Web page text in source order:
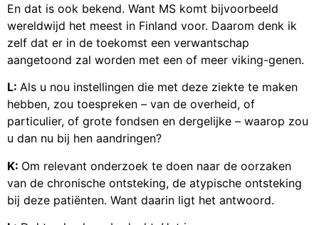
En dat is ook bekend. Want MS komt bijvoorbeeld
wereldwijd het meest in Finland voor. Daarom denk ik
zelf dat er in de toekomst een verwantschap
aangetoond zal worden met een of meer viking-genen.
L: Als u nou instellingen die met deze ziekte te maken
hebben, zou toespreken – van de overheid, of
particulier, of grote fondsen en dergelijke – waarop zou
u dan nu bij hen aandringen?
K: Om relevant onderzoek te doen naar de oorzaken
van de chronische ontsteking, de atypische ontsteking
bij deze patiënten. Want daarin ligt het antwoord.